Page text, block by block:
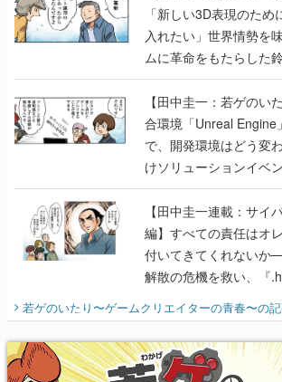
「新しい3D表現のた
入れたい」世界情勢を
ムに革命をもたらした
のいたり】
【田中圭一：若ゲのい
合環境「Unreal Engine
で、開発環境はどう変
けソリューションイベ
に行って、より理解を
【田中圭一連載：サイ
編】すべての責任はオ
付いてきてくれないか
解散の危機を救い、『
『少年ジャンプ』色だ
り】
若ゲのいたり〜ゲームクリエイターの青春〜の